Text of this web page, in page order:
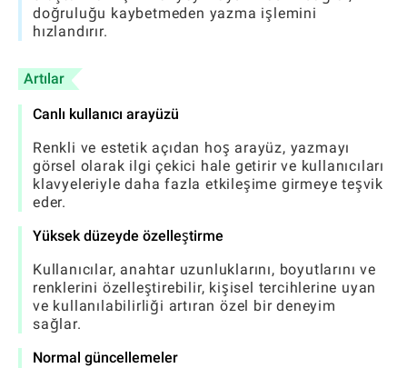
doğruluğu kaybetmeden yazma işlemini
hızlandırır.
Artılar
Canlı kullanıcı arayüzü
Renkli ve estetik açıdan hoş arayüz, yazmayı
görsel olarak ilgi çekici hale getirir ve kullanıcıları
klavyeleriyle daha fazla etkileşime girmeye teşvik
eder.
Yüksek düzeyde özelleştirme
Kullanıcılar, anahtar uzunluklarını, boyutlarını ve
renklerini özelleştirebilir, kişisel tercihlerine uyan
ve kullanılabilirliği artıran özel bir deneyim
sağlar.
Normal güncellemeler